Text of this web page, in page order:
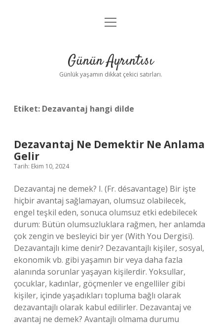
Anasayfa
Yasal Uyarı
menüyü
Günün Ayrıntısı
Günlük yaşamın dikkat çekici satırları.
Etiket: Dezavantaj hangi dilde
Dezavantaj Ne Demektir Ne Anlama
Gelir
Tarih: Ekim 10, 2024
Dezavantaj ne demek? I. (Fr. désavantage) Bir işte
hiçbir avantaj sağlamayan, olumsuz olabilecek,
engel teşkil eden, sonuca olumsuz etki edebilecek
durum: Bütün olumsuzluklara rağmen, her anlamda
çok zengin ve besleyici bir yer (With You Dergisi).
Dezavantajlı kime denir? Dezavantajlı kişiler, sosyal,
ekonomik vb. gibi yaşamın bir veya daha fazla
alanında sorunlar yaşayan kişilerdir. Yoksullar,
çocuklar, kadınlar, göçmenler ve engelliler gibi
kişiler, içinde yaşadıkları topluma bağlı olarak
dezavantajlı olarak kabul edilirler. Dezavantaj ve
avantaj ne demek? Avantajlı olmama durumu